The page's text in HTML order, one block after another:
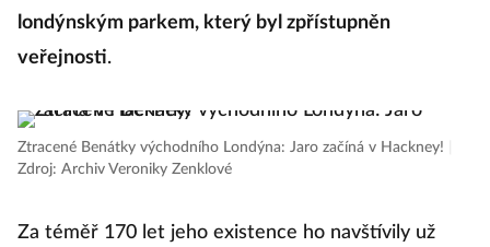
londýnským parkem, který byl zpřístupněn
veřejnosti.
Ztracené Benátky východního Londýna: Jaro začíná v Hackney!
Zdroj: Archiv Veroniky Zenklové
Za téměř 170 let jeho existence ho navštívily už